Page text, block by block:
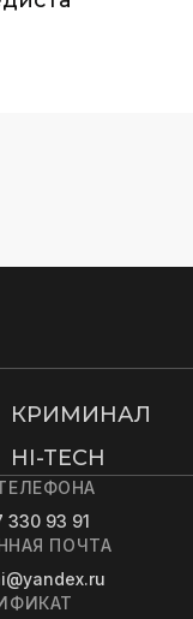
КРИМИНАЛ
HI-TECH
330 93 91
ПОЧТА